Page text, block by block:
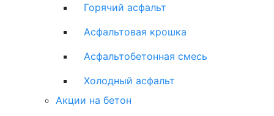
Горячий асфальт
Асфальтовая крошка
Асфальтобетонная смесь
Холодный асфальт
Акции на бетон